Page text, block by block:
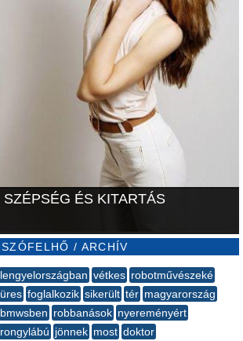
SZÉPSÉG ÉS KITARTÁS
SZÓFELHŐ / ARCHÍV
lengyelországban vétkes robotművészeké
üres foglalkozik sikerült tér magyarország
bmwsben robbanások nyereményért
rongylábú jönnek most doktor